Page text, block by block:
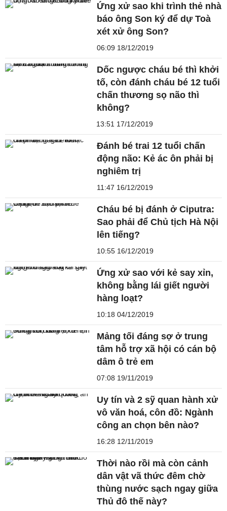
Ứng xử sao khi trình thẻ nhà
báo ông Son ký để dự Toà
xét xử ông Son?
06:09 18/12/2019
Dốc ngược cháu bé thì khởi
tố, còn đánh cháu bé 12 tuổi
chấn thương sọ não thì
không?
13:51 17/12/2019
Đánh bé trai 12 tuổi chấn
động não: Kẻ ác ôn phải bị
nghiêm trị
11:47 16/12/2019
Cháu bé bị đánh ở Ciputra:
Sao phải để Chủ tịch Hà Nội
lên tiếng?
10:55 16/12/2019
Ứng xử sao với kẻ say xỉn,
không bằng lái giết người
hàng loạt?
10:18 04/12/2019
Mảng tối đáng sợ ở trung
tâm hỗ trợ xã hội có cán bộ
dâm ô trẻ em
07:08 19/11/2019
Uy tín và 2 sỹ quan hành xử
vô văn hoá, côn đồ: Ngành
công an chọn bên nào?
16:28 12/11/2019
Thời nào rồi mà còn cảnh
dân vật vã thức đêm chờ
thùng nước sạch ngay giữa
Thủ đô thế này?